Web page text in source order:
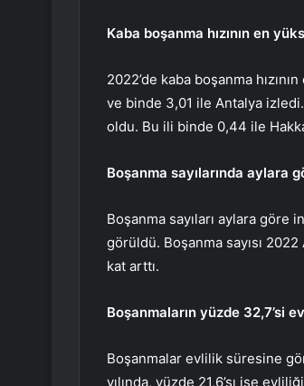
Kaba boşanma hızının en
2022’de kaba boşanma
ve binde 3,01 ile Antalya
oldu. Bu ili binde 0,44 ile
Boşanma sayılarında aylara
Boşanma sayıları aylara
görüldü. Boşanma sayısı
kat arttı.
Boşanmaların yüzde 32,7’si
Boşanmalar evlilik süresine
yılında, yüzde 21,6’sı ise